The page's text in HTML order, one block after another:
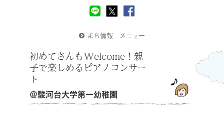
まち情報 メニュー
初めてさんもWelcome！親
子で楽しめるピアノコンサー
ト
＠駿河台大学第一幼稚園